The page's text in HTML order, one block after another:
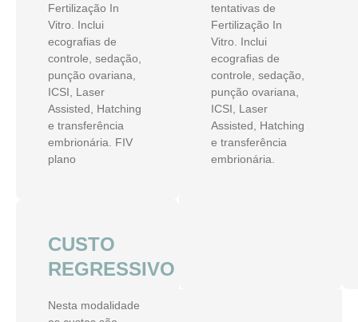
Fertilização In
Vitro. Inclui
ecografias de
controle, sedação,
punção ovariana,
ICSI, Laser
Assisted, Hatching
e transferência
embrionária. FIV
plano
CUSTO
REGRESSIVO
Nesta modalidade
tentativas de
Fertilização In
Vitro. Inclui
ecografias de
controle, sedação,
punção ovariana,
ICSI, Laser
Assisted, Hatching
e transferência
embrionária.